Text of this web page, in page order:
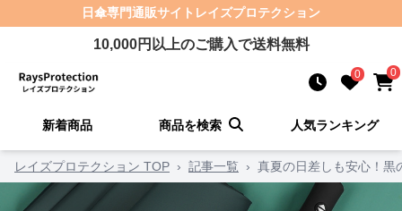
日傘専門通販サイト レイズプロテクション
10,000円以上のご購入で送料無料
0 0
新着商品 商品を検索 人気ランキング
レイズプロテクション TOP › 記事一覧 › 真夏の日差しも安心！黒